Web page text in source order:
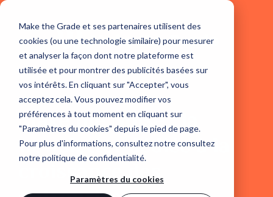
Make the Grade et ses partenaires utilisent des
cookies (ou une technologie similaire) pour mesurer
et analyser la façon dont notre plateforme est
utilisée et pour montrer des publicités basées sur
vos intérêts. En cliquant sur "Accepter", vous
acceptez cela. Vous pouvez modifier vos
préférences à tout moment en cliquant sur
"Paramètres du cookies" depuis le pied de page.
Pour plus d'informations, consultez notreconsultez
notre politique de confidentialité.
Paramètres du cookies
Make the Noise : la
newsletter dédiée à la
croissance des